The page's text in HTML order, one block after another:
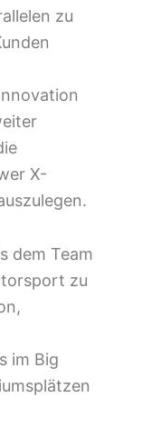
zu
X-
dem Team
zu
im Big